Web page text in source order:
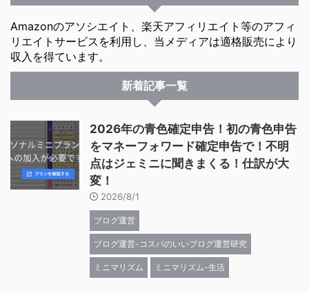
Amazonのアソシエイト、楽天アフィリエイト等のアフィ
リエイトサービスを利用し、当メディアは適格販売により
収入を得ています。
新着記事一覧
2026年の青色確定申告！初の青色申告
をマネーフォワード確定申告で！不明
点はジェミニに聞きまくる！仕訳が大
変！
2026/8/1
ブログ運営
ブログ運営-コスパのいいブログ運営研究
ミニマリズム ミニマリズム-生活